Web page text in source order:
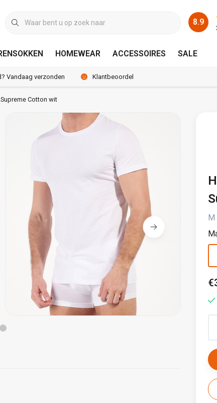
8.9
HOMEWEAR ACCESSOIRES SALE
Vandaag verzonden Klantbeoordeling 8.9 / 10
Cotton wit
M